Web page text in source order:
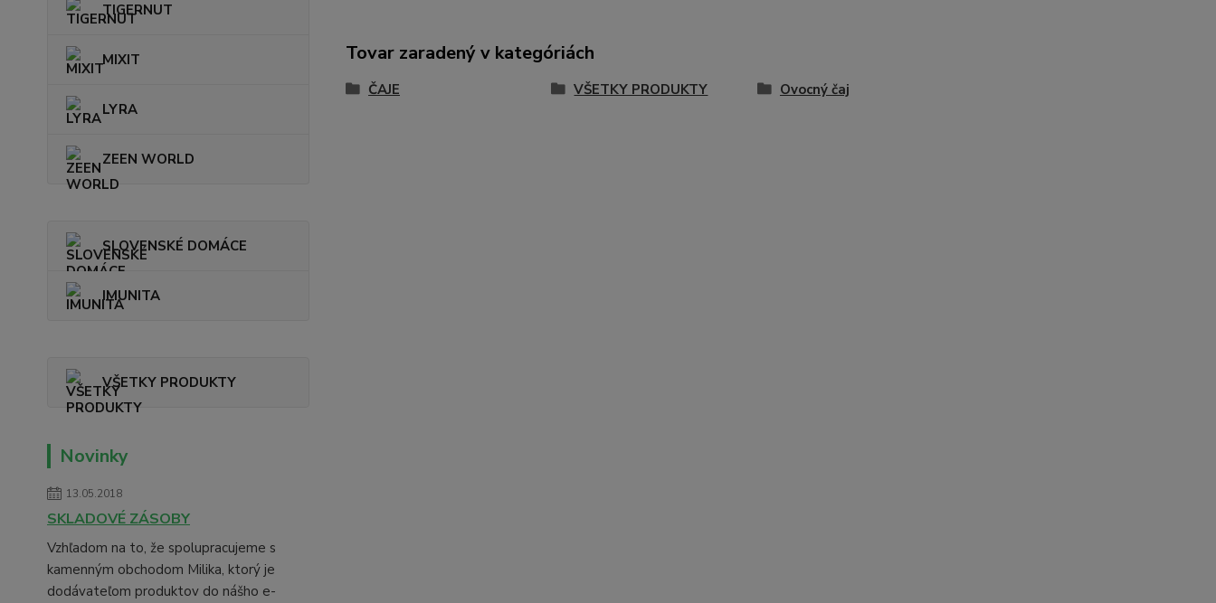
TIGERNUT
MIXIT
LYRA
ZEEN WORLD
SLOVENSKÉ DOMÁCE
IMUNITA
VŠETKY PRODUKTY
Novinky
13.05.2018
SKLADOVÉ ZÁSOBY
Vzhľadom na to, že spolupracujeme s
kamenným obchodom Milika, ktorý je
dodávateľom produktov do nášho e-
Tovar zaradený v kategóriách
ČAJE VŠETKY PRODUKTY Ovocný čaj